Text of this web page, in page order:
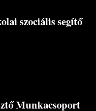
szociális segítő
Munkacsoport